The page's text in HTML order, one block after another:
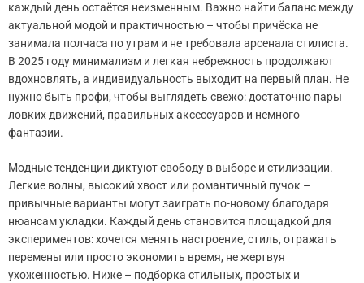
каждый день остаётся неизменным. Важно найти баланс между
актуальной модой и практичностью – чтобы причёска не
занимала полчаса по утрам и не требовала арсенала стилиста.
В 2025 году минимализм и легкая небрежность продолжают
вдохновлять, а индивидуальность выходит на первый план. Не
нужно быть профи, чтобы выглядеть свежо: достаточно пары
ловких движений, правильных аксессуаров и немного
фантазии.
Модные тенденции диктуют свободу в выборе и стилизации.
Легкие волны, высокий хвост или романтичный пучок –
привычные варианты могут заиграть по-новому благодаря
нюансам укладки. Каждый день становится площадкой для
экспериментов: хочется менять настроение, стиль, отражать
перемены или просто экономить время, не жертвуя
ухоженностью. Ниже – подборка стильных, простых и